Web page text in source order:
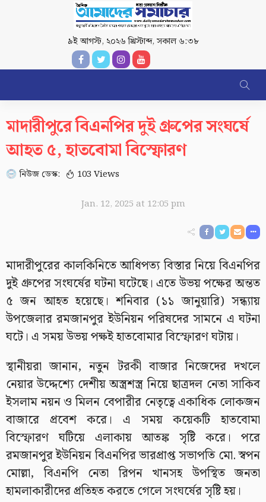
৯ই আগস্ট, ২০২৬ খ্রিস্টাব্দ,সকাল ৬:৩৮
মাদারীপুরে বিএনপির দুই গ্রুপের সংঘর্ষে
আহত ৫, হাতবোমা বিস্ফোরণ
নিউজ ডেস্ক: 103 Views
Jan. 12, 2025 at 12:05 pm
মাদারীপুরের কালকিনিতে আধিপত্য বিস্তার নিয়ে বিএনপির
দুই গ্রুপের সংঘর্ষের ঘটনা ঘটেছে। এতে উভয় পক্ষের অন্তত
৫ জন আহত হয়েছে। শনিবার (১১ জানুয়ারি) সন্ধ্যায়
উপজেলার রমজানপুর ইউনিয়ন পরিষদের সামনে এ ঘটনা
ঘটে। এ সময় উভয় পক্ষই হাতবোমার বিস্ফোরণ ঘটায়।
স্থানীয়রা জানান, নতুন টরকী বাজার নিজেদের দখলে
নেয়ার উদ্দেশ্যে দেশীয় অস্ত্রশস্ত্র নিয়ে ছাত্রদল নেতা সাকিব
ইসলাম নয়ন ও মিলন বেপারীর নেতৃত্বে একাধিক লোকজন
বাজারে প্রবেশ করে। এ সময় কয়েকটি হাতবোমা
বিস্ফোরণ ঘটিয়ে এলাকায় আতঙ্ক সৃষ্টি করে। পরে
রমজানপুর ইউনিয়ন বিএনপির ভারপ্রাপ্ত সভাপতি মো. স্বপন
মোল্লা, বিএনপি নেতা রিপন খানসহ উপস্থিত জনতা
হামলাকারীদের প্রতিহত করতে গেলে সংঘর্ষের সৃষ্টি হয়।